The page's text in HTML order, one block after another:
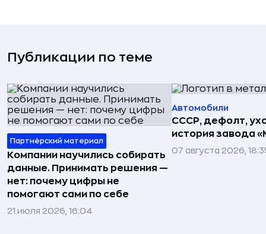
Публикации по теме
Партнёрский материал
Компании научились собирать
данные. Принимать решения —
нет: почему цифры не
помогают сами по себе
21 июля 2026, 16:04
Автомобили
СССР, дефолт,
история завода
07 августа 2026,